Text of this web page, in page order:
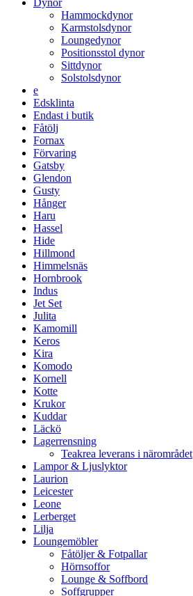
Dynor
Hammockdynor
Karmstolsdynor
Loungedynor
Positionsstol dynor
Sittdynor
Solstolsdynor
e
Edsklinta
Endast i butik
Fåtölj
Fornax
Förvaring
Gatsby
Glendon
Gusty
Hånger
Haru
Hassel
Hide
Hillmond
Himmelsnäs
Hornbrook
Indus
Jet Set
Julita
Kamomill
Keros
Kira
Komodo
Kornell
Kotte
Krukor
Kuddar
Läckö
Lagerrensning
Teakrea leverans i närområdet
Lampor & Ljuslyktor
Laurion
Leicester
Leone
Lerberget
Lilja
Loungemöbler
Fåtöljer & Fotpallar
Hörnsoffor
Lounge & Soffbord
Soffgrupper